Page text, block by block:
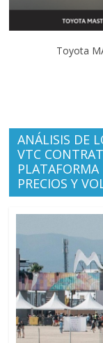
Toyota
ANÁLISIS DE
VTC
PRECIOS Y